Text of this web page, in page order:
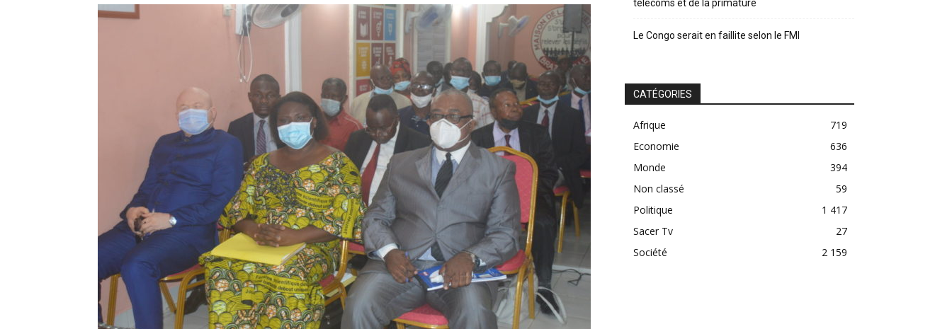
télécoms et de la primature
Le Congo serait en faillite selon le FMI
CATÉGORIES
Afrique
719
Economie
636
Monde
394
Non classé
59
Politique
1 417
Sacer Tv
27
Société
2 159